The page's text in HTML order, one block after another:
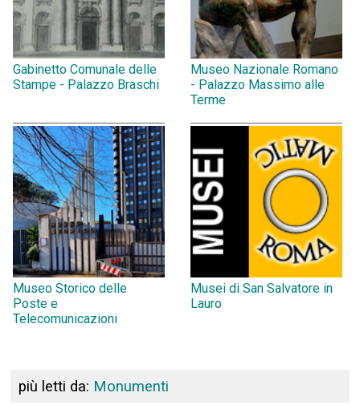
Gabinetto Comunale delle
Stampe - Palazzo Braschi
Museo Nazionale Romano
- Palazzo Massimo alle
Terme
Museo Storico delle
Poste e
Telecomunicazioni
Musei di San Salvatore in
Lauro
più letti da: Monumenti